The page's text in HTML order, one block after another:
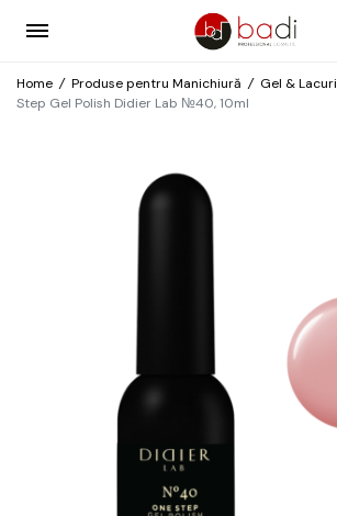
Home / Produse pentru Manichiură / Gel & Lacuri
Step Gel Polish Didier Lab №40, 10ml